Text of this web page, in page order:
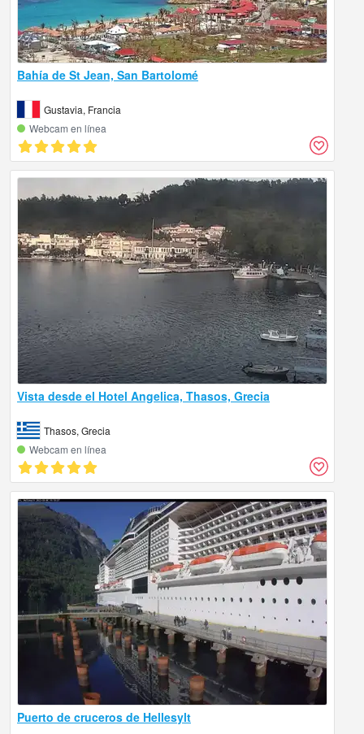
Bahía de St Jean, San Bartolomé
Gustavia, Francia
Webcam en línea
Vista desde el Hotel Angelica, Thasos, Grecia
Thasos, Grecia
Webcam en línea
Puerto de cruceros de Hellesylt